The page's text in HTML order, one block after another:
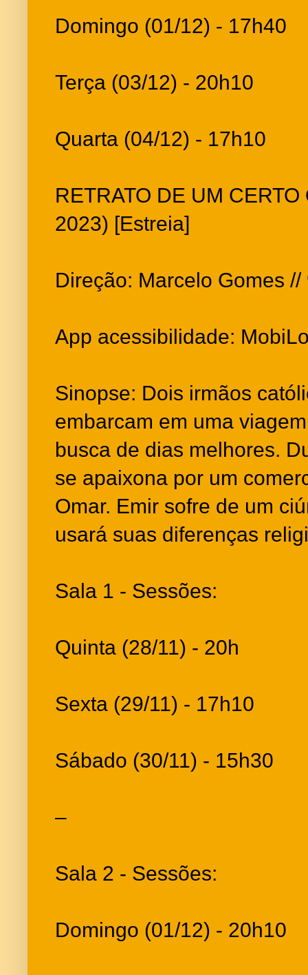
Domingo (01/12) - 17h40
Terça (03/12) - 20h10
Quarta (04/12) - 17h10
RETRATO DE UM
2023) [Estreia]
Direção: Marcelo Gomes
App acessibilidade:
Sinopse: Dois irmãos
embarcam em uma
busca de dias melhores.
se apaixona por um
Omar. Emir sofre de um
usará suas diferenças
Sala 1 - Sessões:
Quinta (28/11) - 20h
Sexta (29/11) - 17h10
Sábado (30/11) - 15h30
–
Sala 2 - Sessões:
Domingo (01/12) - 20h10